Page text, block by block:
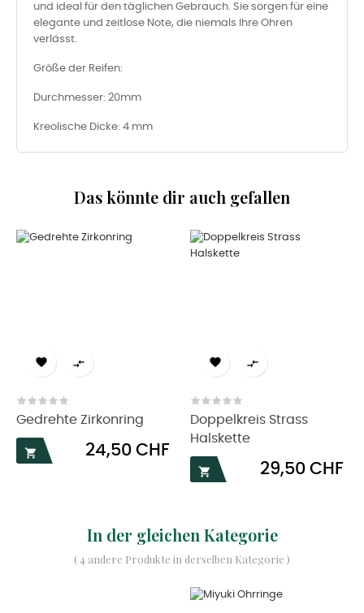
und ideal für den täglichen Gebrauch. Sie sorgen für eine
elegante und zeitlose Note, die niemals Ihre Ohren
verlässt.
Größe der Reifen:
Durchmesser: 20mm
Kreolische Dicke: 4 mm
Das könnte dir auch gefallen
 
Gedrehte Zirkonring

Preis
24,50 CHF
 
Doppelkreis Strass
Halskette

Preis
29,50 CHF
In der gleichen Kategorie
( 4 andere Produkte in derselben Kategorie )